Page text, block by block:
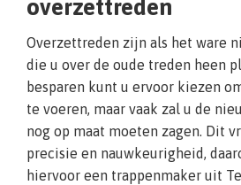
overzettreden
Overzettreden zijn als het ware
die u over de oude treden heen
besparen kunt u ervoor kiezen
te voeren, maar vaak zal u de
nog op maat moeten zagen. Dit
precisie en nauwkeurigheid,
hiervoor een trappenmaker uit